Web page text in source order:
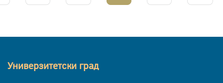
Универзитетски град